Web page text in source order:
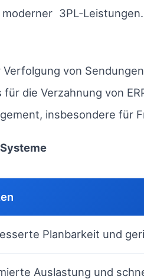
Verfolgung von
die Verzahnung von
insbesondere für
Planbarkeit und
Auslastung und